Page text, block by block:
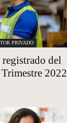
PRIVADO
del
2022